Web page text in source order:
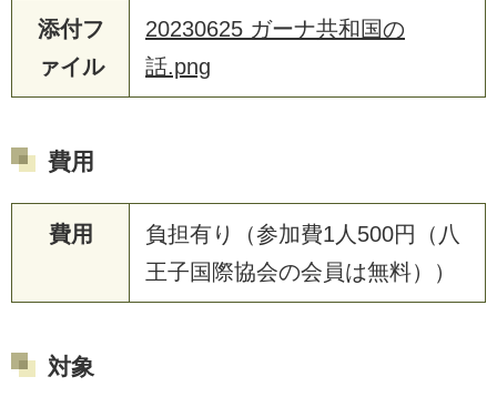
添付フ
ァイル
20230625 ガーナ共和国の
話.png
費用
費用
負担有り（参加費1人500円（八
王子国際協会の会員は無料））
対象